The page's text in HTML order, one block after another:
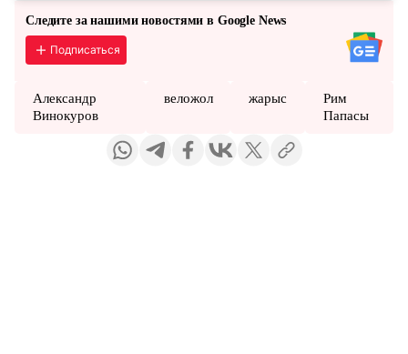
Следите за нашими новостями в Google News
Подписаться
Александр
Винокуров
веложол жарыс
Рим
Папасы